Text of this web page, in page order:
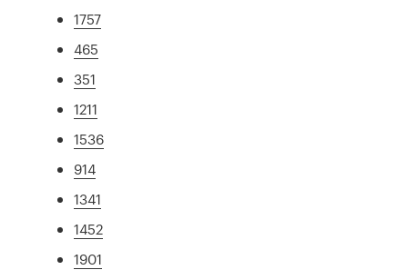
1757
465
351
1211
1536
914
1341
1452
1901